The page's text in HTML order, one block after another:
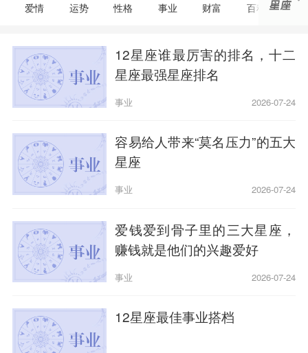
爱情 运势 性格 事业 财富 百科
12星座谁最厉害的排名，十二
星座最强星座排名
事业 2026-07-24
容易给人带来“莫名压力”的五大
星座
事业 2026-07-24
爱钱爱到骨子里的三大星座，
赚钱就是他们的兴趣爱好
事业 2026-07-24
12星座最佳事业搭档